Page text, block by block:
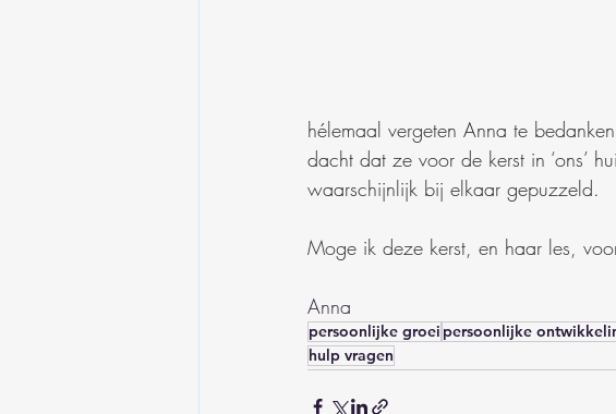
hélemaal vergeten Anna te
dacht dat ze voor de kerst in ‘ons’
waarschijnlijk bij elkaar gepuzzeld.
Moge ik deze kerst, en haar les,
Anna
persoonlijke groei persoonlijke
hulp vragen